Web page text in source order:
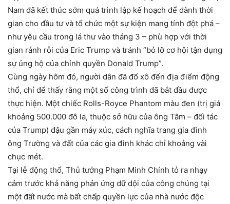
Nam đã kết thúc sớm quá trình lập kế hoạch để dành thời
gian cho đầu tư và tổ chức một sự kiện mang tính đột phá –
như yêu cầu trong lá thư vào tháng 3 – phù hợp với thời
gian rảnh rỗi của Eric Trump và tránh “bỏ lỡ cơ hội tận dụng
sự ủng hộ của chính quyền Donald Trump”.
Cùng ngày hôm đó, người dân đã đổ xô đến địa điểm động
thổ, chỉ để thấy rằng một số công trình đã bắt đầu được
thực hiện. Một chiếc Rolls-Royce Phantom màu đen (trị giá
khoảng 500.000 đô la, thuộc sở hữu của ông Tâm – đối tác
của Trump) đậu gần máy xúc, cách nghĩa trang gia đình
ông Trường và đất của các gia đình khác chỉ khoảng vài
chục mét.
Tại lễ động thổ, Thủ tướng Phạm Minh Chính tỏ ra nhạy
cảm trước khả năng phản ứng dữ dội của công chúng tại
một đất nước mà bất chấp quyền lực của nhà nước độc